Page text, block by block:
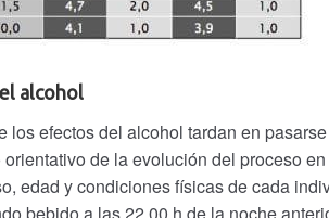
alcohol
los efectos del alcohol tardan en
de la evolución del proceso
edad y condiciones físicas de cada